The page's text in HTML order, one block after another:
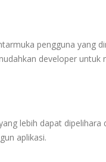
pengguna yang
developer untuk
lebih dapat dipelihara
aplikasi.